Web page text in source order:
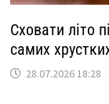
Сховати літо
самих
28.07.2026 18:28